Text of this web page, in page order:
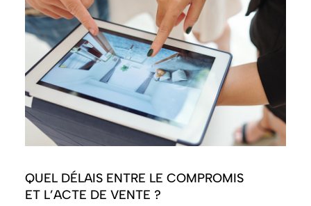
QUEL DÉLAIS ENTRE LE COMPROMIS
ET L’ACTE DE VENTE ?